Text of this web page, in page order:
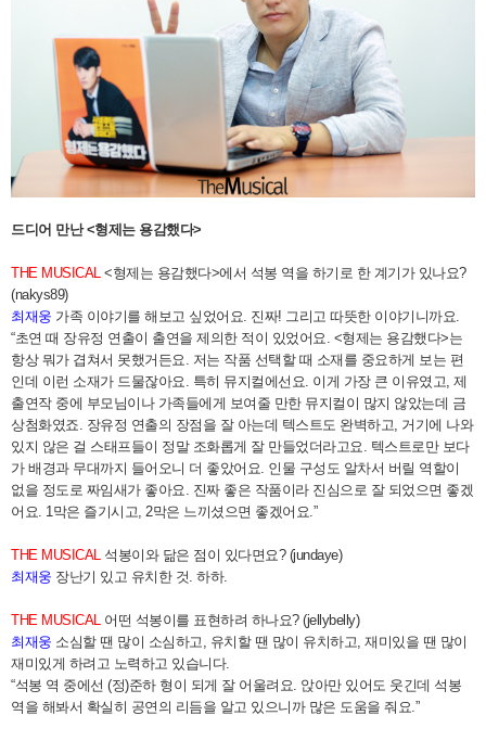
드디어 만난 <형제는 용감했다>
THE MUSICAL<형제는 용감했다>에서 석봉 역을 하기로 한 계기가 있나요?
(nakys89)
최재웅 가족 이야기를 해보고 싶었어요. 진짜! 그리고 따뜻한 이야기니까요.
“초연 때 장유정 연출이 출연을 제의한 적이 있었어요. <형제는 용감했다>는
항상 뭐가 겹쳐서 못했거든요. 저는 작품 선택할 때 소재를 중요하게 보는 편
인데 이런 소재가 드물잖아요. 특히 뮤지컬에선요. 이게 가장 큰 이유였고, 제
출연작 중에 부모님이나 가족들에게 보여줄 만한 뮤지컬이 많지 않았는데 금
상첨화였죠. 장유정 연출의 장점을 잘 아는데 텍스트도 완벽하고, 거기에 나와
있지 않은 걸 스태프들이 정말 조화롭게 잘 만들었더라고요. 텍스트로만 보다
가 배경과 무대까지 들어오니 더 좋았어요. 인물 구성도 알차서 버릴 역할이
없을 정도로 짜임새가 좋아요. 진짜 좋은 작품이라 진심으로 잘 되었으면 좋겠
어요. 1막은 즐기시고, 2막은 느끼셨으면 좋겠어요.”
THE MUSICAL석봉이와 닮은 점이 있다면요? (jundaye)
최재웅 장난기 있고 유치한 것. 하하.
THE MUSICAL어떤 석봉이를 표현하려 하나요? (jellybelly)
최재웅 소심할 땐 많이 소심하고, 유치할 땐 많이 유치하고, 재미있을 땐 많이
재미있게 하려고 노력하고 있습니다.
“석봉 역 중에선 (정)준하 형이 되게 잘 어울려요. 앉아만 있어도 웃긴데 석봉
역을 해봐서 확실히 공연의 리듬을 알고 있으니까 많은 도움을 줘요.”